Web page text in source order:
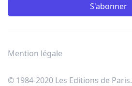
S'abonner
Mention légale
© 1984-2020 Les Editions de Paris.